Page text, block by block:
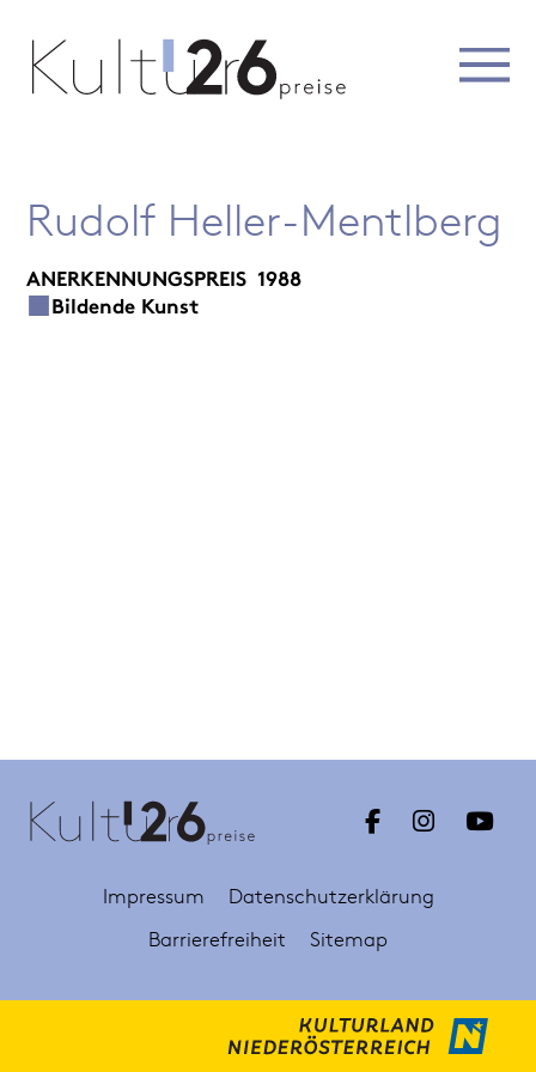
Rudolf Heller-Mentlberg
ANERKENNUNGSPREIS 1988
Bildende Kunst
Impressum
Datenschutzerklärung
Barrierefreiheit
Sitemap